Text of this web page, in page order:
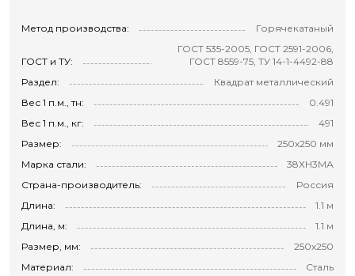
Метод производства: Горячекатаный
ГОСТ и ТУ:
ГОСТ 535-2005, ГОСТ 2591-2006,
ГОСТ 8559-75, ТУ 14-1-4492-88
Раздел:
Квадрат металлический
Вес 1 п.м., тн:
0.491
Вес 1 п.м., кг:
491
Размер:
250х250 мм
Марка стали:
38ХН3МА
Страна-производитель:
Россия
Длина:
1.1 м
Длина, м:
1.1 м
Размер, мм:
250х250
Материал:
Сталь